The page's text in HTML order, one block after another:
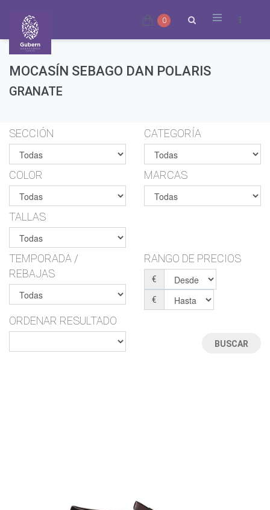
0
MOCASÍN SEBAGO DAN POLARIS
GRANATE
SECCIÓN CATEGORÍA
COLOR MARCAS
TALLAS
TEMPORADA /
REBAJAS
RANGO DE PRECIOS
€
€
ORDENAR RESULTADO